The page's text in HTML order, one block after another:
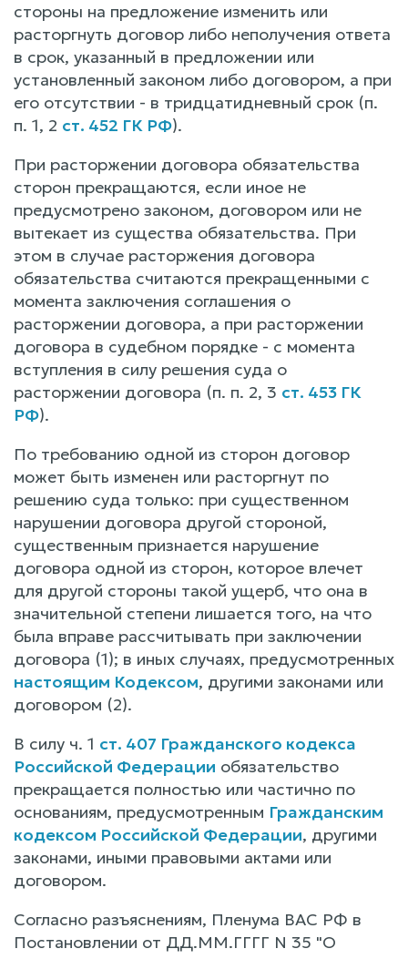
стороны на предложение изменить или
расторгнуть договор либо неполучения ответа
в срок, указанный в предложении или
установленный законом либо договором, а при
его отсутствии - в тридцатидневный срок (п.
п. 1, 2 ст. 452 ГК РФ).
При расторжении договора обязательства
сторон прекращаются, если иное не
предусмотрено законом, договором или не
вытекает из существа обязательства. При
этом в случае расторжения договора
обязательства считаются прекращенными с
момента заключения соглашения о
расторжении договора, а при расторжении
договора в судебном порядке - с момента
вступления в силу решения суда о
расторжении договора (п. п. 2, 3 ст. 453 ГК
РФ).
По требованию одной из сторон договор
может быть изменен или расторгнут по
решению суда только: при существенном
нарушении договора другой стороной,
существенным признается нарушение
договора одной из сторон, которое влечет
для другой стороны такой ущерб, что она в
значительной степени лишается того, на что
была вправе рассчитывать при заключении
договора (1); в иных случаях, предусмотренных
настоящим Кодексом, другими законами или
договором (2).
В силу ч. 1 ст. 407 Гражданского кодекса
Российской Федерации обязательство
прекращается полностью или частично по
основаниям, предусмотренным Гражданским
кодексом Российской Федерации, другими
законами, иными правовыми актами или
договором.
Согласно разъяснениям, Пленума ВАС РФ в
Постановлении от ДД.ММ.ГГГГ N 35 "О